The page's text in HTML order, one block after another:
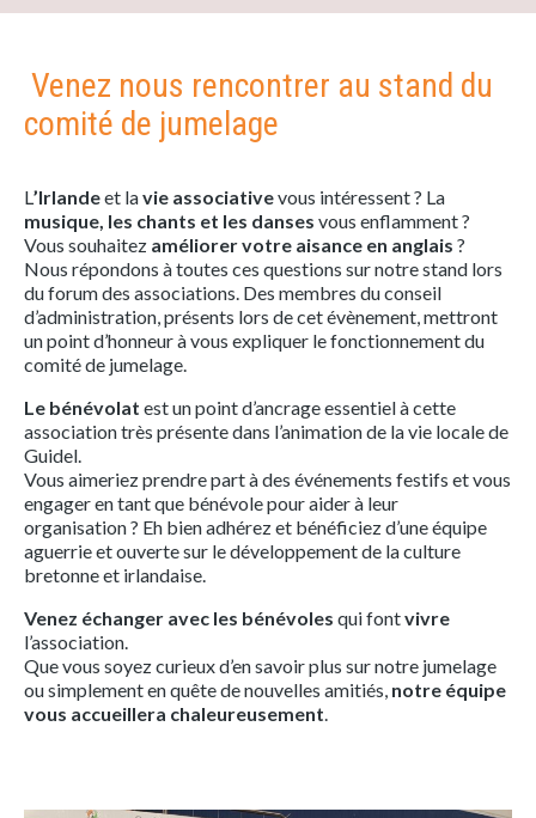
Venez nous rencontrer au stand du
comité de jumelage
L’Irlandeet lavie associativevous intéressent ? La
musique, les chants et les danses vous enflamment ?
Vous souhaitez améliorer votre aisance en anglais ?
Nous répondons à toutes ces questions sur notre stand lors
du forum des associations. Des membres du conseil
d’administration, présents lors de cet évènement, mettront
un point d’honneur à vous expliquer le fonctionnement du
comité de jumelage.
Le bénévolat est un point d’ancrage essentiel à cette
association très présente dans l’animation de la vie locale de
Guidel.
Vous aimeriez prendre part à des événements festifs et vous
engager en tant que bénévole pour aider à leur
organisation ? Eh bien adhérez et bénéficiez d’une équipe
aguerrie et ouverte sur le développement de la culture
bretonne et irlandaise.
Venez échanger avec les bénévoles qui fontvivre
l’association.
Que vous soyez curieux d’en savoir plus sur notre jumelage
ou simplement en quête de nouvelles amitiés, notre équipe
vous accueillera chaleureusement.